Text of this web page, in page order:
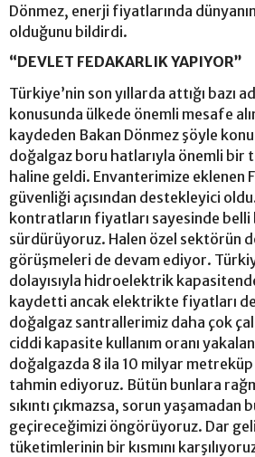
Dönmez, enerji fiyatlarında
olduğunu bildirdi.
“DEVLET FEDAKARLIK YAPIYOR”
Türkiye’nin son yıllarda attığı bazı
konusunda ülkede önemli mesafe
kaydeden Bakan Dönmez şöyle
doğalgaz boru hatlarıyla önemli bir
haline geldi. Envanterimize eklenen
güvenliği açısından destekleyici
kontratların fiyatları sayesinde belli
sürdürüyoruz. Halen özel sektörün
görüşmeleri de devam ediyor.
dolayısıyla hidroelektrik
kaydetti ancak elektrikte fiyatları
doğalgaz santrallerimiz daha çok
ciddi kapasite kullanım oranı
doğalgazda 8 ila 10 milyar metreküp
tahmin ediyoruz. Bütün bunlara
sıkıntı çıkmazsa, sorun yaşamadan
geçireceğimizi öngörüyoruz. Dar
tüketimlerinin bir kısmını